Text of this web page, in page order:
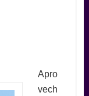
Apro
vech